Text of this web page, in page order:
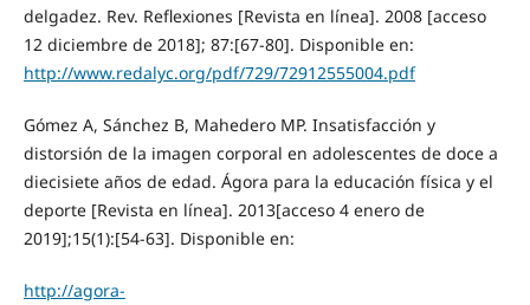
delgadez. Rev. Reflexiones [Revista en línea]. 2008 [acceso
12 diciembre de 2018]; 87:[67-80]. Disponible en:
http://www.redalyc.org/pdf/729/72912555004.pdf
Gómez A, Sánchez B, Mahedero MP. Insatisfacción y
distorsión de la imagen corporal en adolescentes de doce a
diecisiete años de edad. Ágora para la educación física y el
deporte [Revista en línea]. 2013[acceso 4 enero de
2019];15(1):[54-63]. Disponible en:
http://agora-